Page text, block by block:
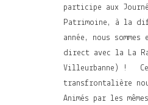
participe aux
Patrimoine, à la
année, nous
direct avec la La
Villeurbanne) !
transfrontalière
Animés par les